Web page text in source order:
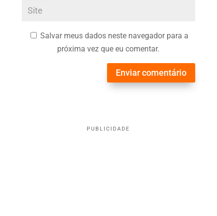
Salvar meus dados neste navegador para a
próxima vez que eu comentar.
Enviar comentário
PUBLICIDADE